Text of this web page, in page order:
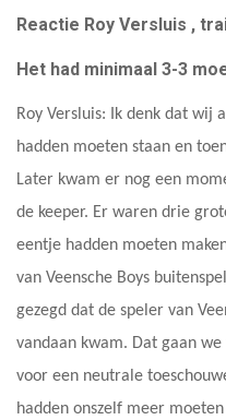
Reactie Roy Versluis ,
Het had minimaal 3-3
Roy Versluis: Ik denk dat wij
hadden moeten staan en
Later kwam er nog een
de keeper. Er waren drie
eentje hadden moeten
van Veensche Boys
gezegd dat de speler van
vandaan kwam. Dat gaan
voor een neutrale
hadden onszelf meer